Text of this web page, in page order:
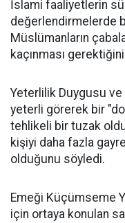
İslami faaliyetlerin
değerlendirmelerde
Müslümanların
kaçınması
Yeterlilik Duygusu ve
yeterli görerek bir
tehlikeli bir tuzak
kişiyi daha fazla
olduğunu söyledi.
Emeği Küçümseme
için ortaya konulan